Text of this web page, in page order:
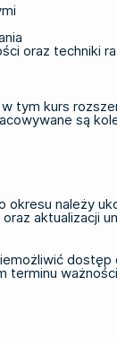
oraz techniki
tym kurs
są
okresu należy
aktualizacji